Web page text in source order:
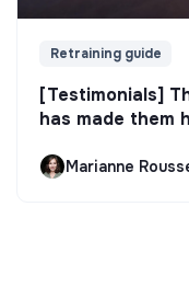
Retraining guide
[Testimonials]
has made them
Marianne